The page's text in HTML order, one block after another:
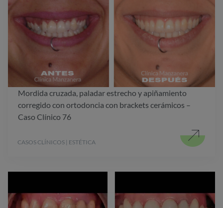
Mordida cruzada, paladar estrecho y apiñamiento
corregido con ortodoncia con brackets cerámicos –
Caso Clínico 76
CASOS CLÍNICOS | ESTÉTICA